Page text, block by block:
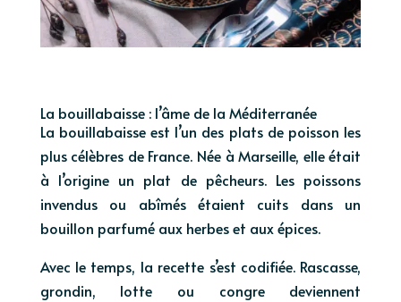
La bouillabaisse : l’âme de la Méditerranée
La bouillabaisse est l’un des plats de poisson les
plus célèbres de France. Née à Marseille, elle était
à l’origine un plat de pêcheurs. Les poissons
invendus ou abîmés étaient cuits dans un
bouillon parfumé aux herbes et aux épices.
Avec le temps, la recette s’est codifiée. Rascasse,
grondin, lotte ou congre deviennent